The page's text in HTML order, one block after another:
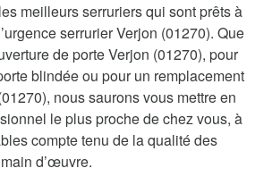
meilleurs serruriers qui sont prêts à
serrurier Verjon (01270). Que
de porte Verjon (01270), pour
blindée ou pour un remplacement
nous saurons vous mettre en
le plus proche de chez vous, à
compte tenu de la qualité des
d’œuvre.